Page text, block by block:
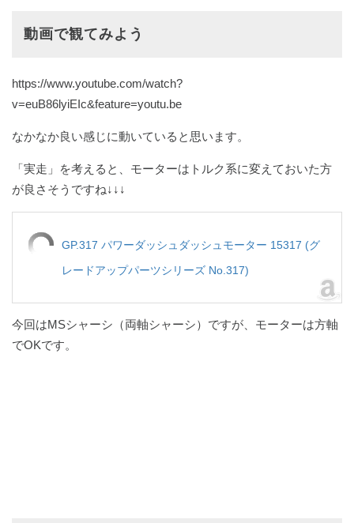
動画で観てみよう
https://www.youtube.com/watch?
v=euB86lyiEIc&feature=youtu.be
なかなか良い感じに動いていると思います。
「実走」を考えると、モーターはトルク系に変えておいた方
が良さそうですね↓↓↓
GP.317 パワーダッシュダッシュモーター 15317 (グ
レードアップパーツシリーズ No.317)
今回はMSシャーシ（両軸シャーシ）ですが、モーターは方軸
でOKです。